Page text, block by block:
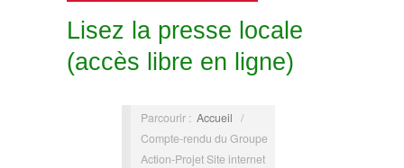
Lisez la presse locale
(accès libre en ligne)
Parcourir : Accueil /
Compte-rendu du Groupe
Action-Projet Site internet